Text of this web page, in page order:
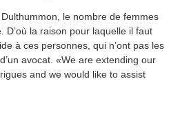
le nombre de femmes
D’où la raison pour laquelle il faut
à ces personnes, qui n’ont pas les
avocat. «We are extending our
and we would like to assist